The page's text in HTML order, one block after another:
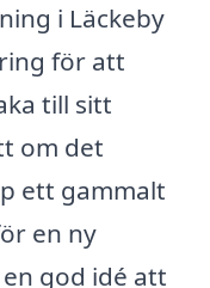
i Läckeby
för att
till sitt
om det
ett gammalt
en ny
god idé att